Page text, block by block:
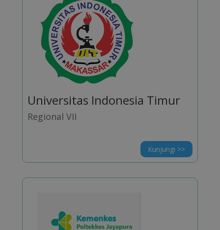
Universitas Indonesia Timur
Regional VII
Kunjungi >>